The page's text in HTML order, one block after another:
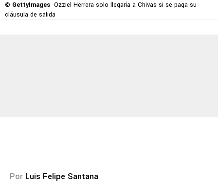
© GettyImages Ozziel Herrera solo llegaría a Chivas si se paga su
cláusula de salida
Por Luis Felipe Santana